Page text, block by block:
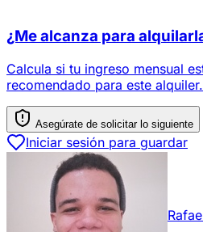
¿Me alcanza para
Calcula si tu ingreso mensual
recomendado para este alquiler.
Asegúrate de solicitar lo siguiente
Iniciar sesión para guardar